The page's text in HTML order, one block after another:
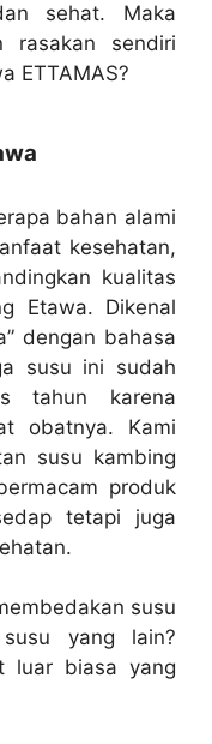
sehat. Maka
rasakan sendiri
ETTAMAS?
bahan alami
kesehatan,
kualitas
Etawa. Dikenal
dengan bahasa
susu ini sudah
tahun karena
obatnya. Kami
susu kambing
produk
tetapi juga
susu
yang lain?
luar biasa yang